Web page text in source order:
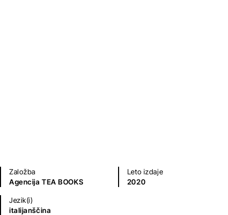
Založba
Agencija TEA BOOKS
Leto izdaje
2020
Jezik(i)
italijanščina